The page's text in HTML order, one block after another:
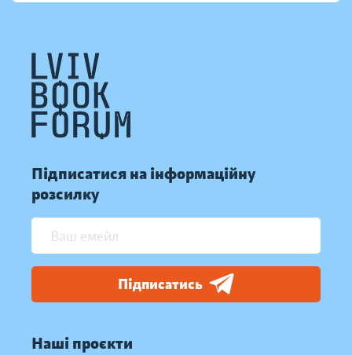
Підписатися на інформаційну
розсилку
Підписатись
Наші проєкти